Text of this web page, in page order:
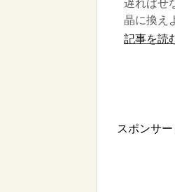
遅ればせ
晶に換え
画面サイ
記事を読
スポンサー